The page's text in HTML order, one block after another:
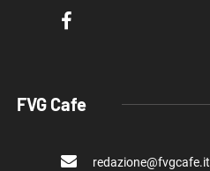
FVG Cafe
redazione@fvgcafe.it